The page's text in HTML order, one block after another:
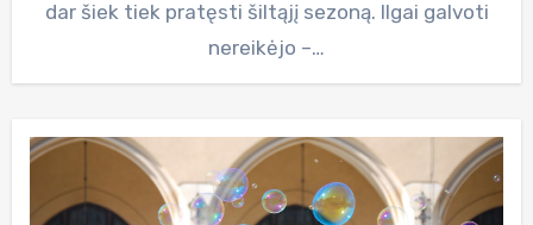
dar šiek tiek pratęsti šiltąjį sezoną. Ilgai galvoti
nereikėjo –…